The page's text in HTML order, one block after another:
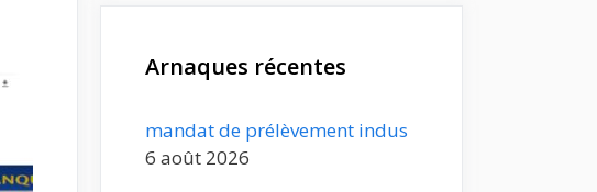
Arnaques récentes
mandat de prélèvement indus
6 août 2026